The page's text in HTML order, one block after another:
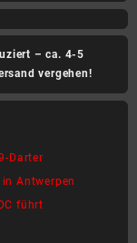
– ca. 4-5
vergehen!
Darter
Antwerpen
führt